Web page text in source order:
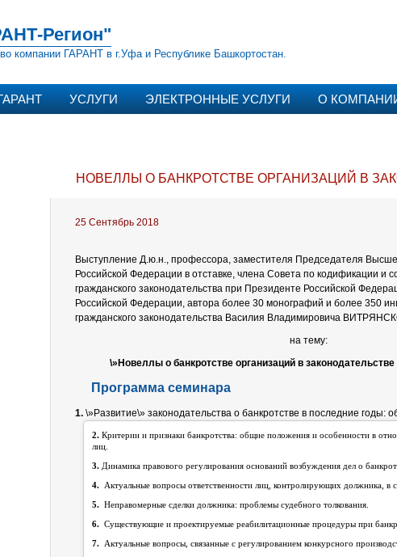
Регион"
компании ГАРАНТ в г.Уфа и Республике Башкортостан.
УСЛУГИ ЭЛЕКТРОННЫЕ УСЛУГИ О
НОВЕЛЛЫ О БАНКРОТСТВЕ ОРГАНИЗАЦИЙ В
25 Сентябрь 2018
Выступление Д.ю.н., профессора, заместителя Председателя
Российской Федерации в отставке, члена Совета по кодификации и
гражданского законодательства при Президенте Российской
Российской Федерации, автора более 30 монографий и более 350
гражданского законодательства Василия Владимировича
на тему:
\»Новеллы о банкротстве организаций в
Программа семинара
1. \»Развитие\» законодательства о банкротстве в последние годы:
2. Критерии и признаки банкротства: общие положения и особенности в
лиц.
3. Динамика правового регулирования оснований возбуждения дел о
4. Актуальные вопросы ответственности лиц, контролирующих должника, в
5. Неправомерные сделки должника: проблемы судебного толкования.
6. Существующие и проектируемые реабилитационные процедуры при
7. Актуальные вопросы, связанные с регулированием конкурсного